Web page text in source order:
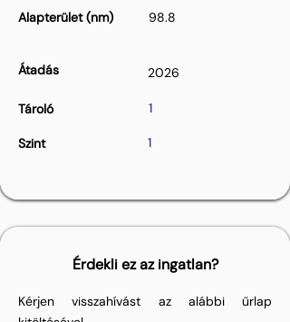
Alapterület (nm) 98.8
Átadás 2026
Tároló 1
Szint 1
Érdekli ez az ingatlan?
Kérjen visszahívást az alábbi űrlap